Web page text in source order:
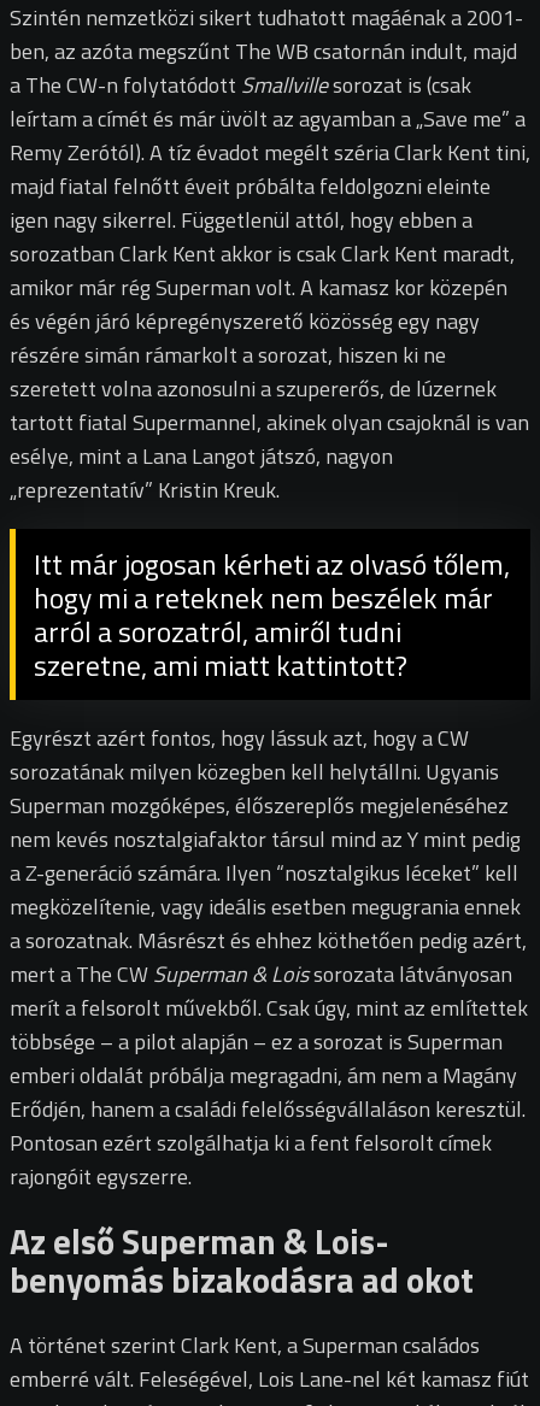
Szintén nemzetközi sikert tudhatott magáénak a 2001-
ben, az azóta megszűnt The WB csatornán indult, majd
a The CW-n folytatódott Smallvillesorozat is (csak
leírtam a címét és már üvölt az agyamban a „Save me” a
Remy Zerótól). A tíz évadot megélt széria Clark Kent tini,
majd fiatal felnőtt éveit próbálta feldolgozni eleinte
igen nagy sikerrel. Függetlenül attól, hogy ebben a
sorozatban Clark Kent akkor is csak Clark Kent maradt,
amikor már rég Superman volt. A kamasz kor közepén
és végén járó képregényszerető közösség egy nagy
részére simán rámarkolt a sorozat, hiszen ki ne
szeretett volna azonosulni a szupererős, de lúzernek
tartott fiatal Supermannel, akinek olyan csajoknál is van
esélye, mint a Lana Langot játszó, nagyon
„reprezentatív” Kristin Kreuk.
Itt már jogosan kérheti az olvasó tőlem,
hogy mi a reteknek nem beszélek már
arról a sorozatról, amiről tudni
szeretne, ami miatt kattintott?
Egyrészt azért fontos, hogy lássuk azt, hogy a CW
sorozatának milyen közegben kell helytállni. Ugyanis
Superman mozgóképes, élőszereplős megjelenéséhez
nem kevés nosztalgiafaktor társul mind az Y mint pedig
a Z-generáció számára. Ilyen “nosztalgikus léceket” kell
megközelítenie, vagy ideális esetben megugrania ennek
a sorozatnak. Másrészt és ehhez köthetően pedig azért,
mert a The CWSuperman & Loissorozata látványosan
merít a felsorolt művekből. Csak úgy, mint az említettek
többsége – a pilot alapján – ez a sorozat is Superman
emberi oldalát próbálja megragadni, ám nem a Magány
Erődjén, hanem a családi felelősségvállaláson keresztül.
Pontosan ezért szolgálhatja ki a fent felsorolt címek
rajongóit egyszerre.
Az első Superman & Lois-
benyomás bizakodásra ad okot
A történet szerint Clark Kent, a Superman családos
emberré vált. Feleségével, Lois Lane-nel két kamasz fiút